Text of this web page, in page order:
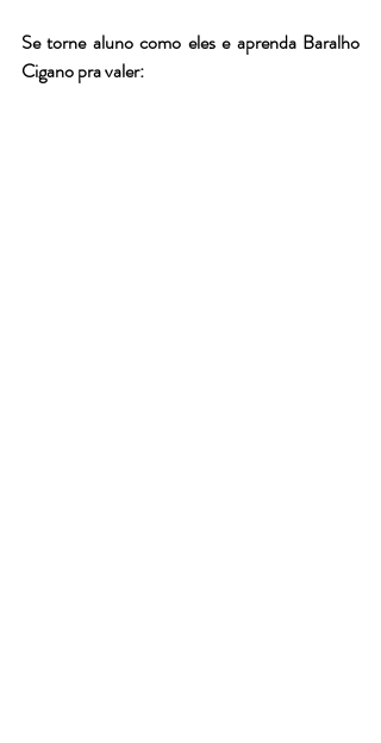
Se torne aluno como eles e aprenda Baralho
Cigano pra valer: